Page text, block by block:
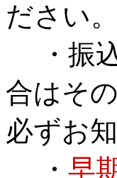
ださい。
・振込
合はそ
必ずお
・ 早